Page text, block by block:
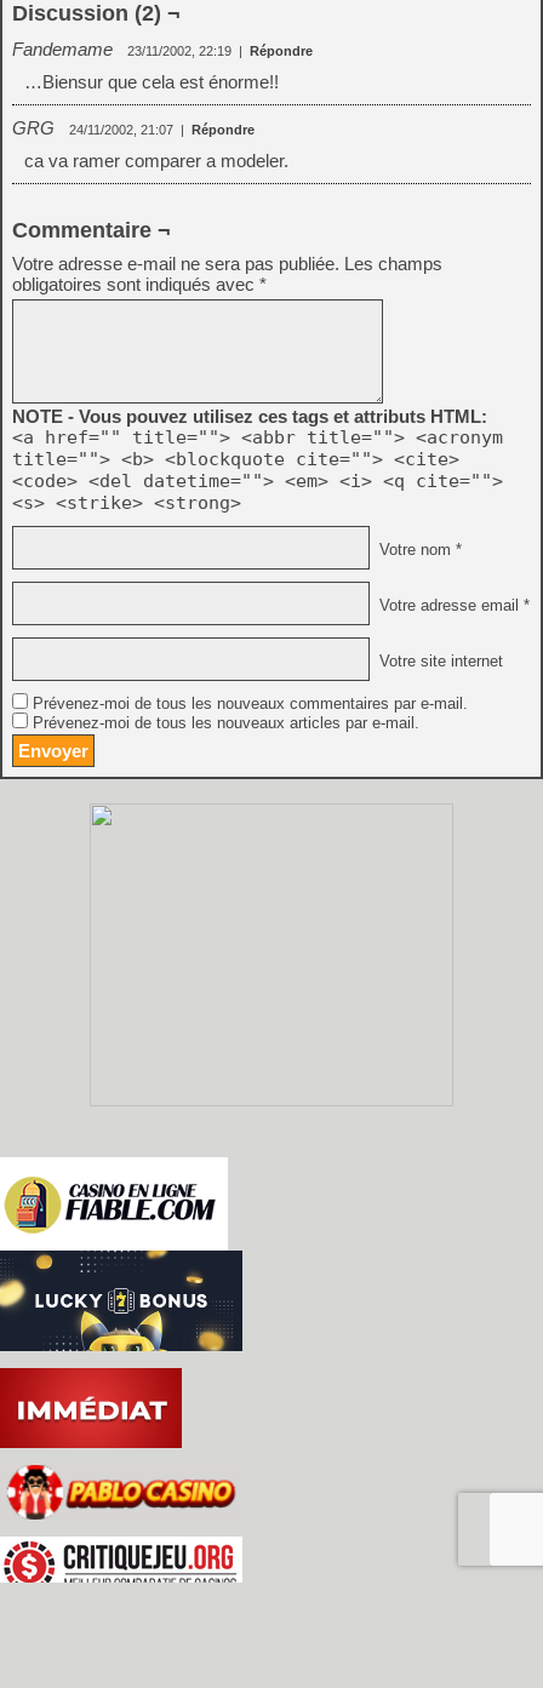
Discussion (2) ¬
Fandemame 23/11/2002, 22:19 | Répondre
…Biensur que cela est énorme!!
GRG 24/11/2002, 21:07 | Répondre
ca va ramer comparer a modeler.
Commentaire ¬
Votre adresse e-mail ne sera pas publiée. Les champs
obligatoires sont indiqués avec *
NOTE - Vous pouvez utilisez ces tags et attributs HTML:
<a href="" title=""> <abbr title=""> <acronym
title=""> <b> <blockquote cite=""> <cite>
<code> <del datetime=""> <em> <i> <q cite="">
<s> <strike> <strong>
Votre nom *
Votre adresse email *
Votre site internet
Prévenez-moi de tous les nouveaux commentaires par e-mail.
Prévenez-moi de tous les nouveaux articles par e-mail.